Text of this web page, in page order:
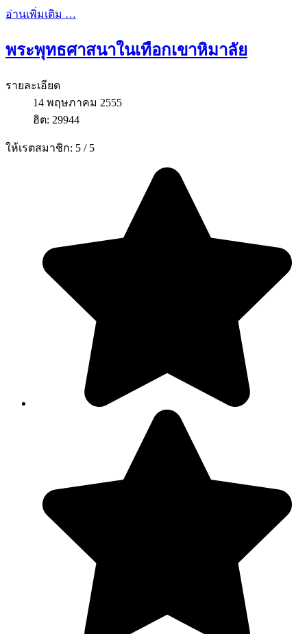
อ่านเพิ่มเติม …
พระพุทธศาสนาในเทือกเขาหิมาลัย
รายละเอียด
14 พฤษภาคม 2555
ฮิต: 29944
ให้เรตสมาชิก: 5 / 5